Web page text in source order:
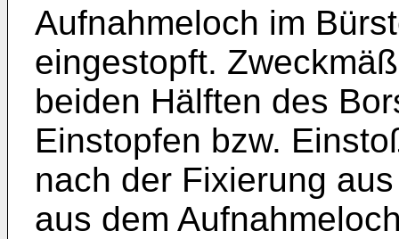
Aufnahmeloch im
eingestopft.
beiden Hälften des
Einstopfen bzw.
nach der Fixierung
aus dem